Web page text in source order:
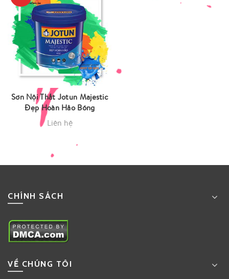
Sơn Nội Thất Jotun Majestic
Đẹp Hoàn Hảo Bóng
Liên hệ
CHÍNH SÁCH
VỀ CHÚNG TÔI